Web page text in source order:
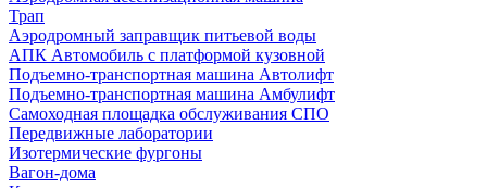
Трап
Аэродромный заправщик питьевой воды
АПК Автомобиль с платформой кузовной
Подъемно-транспортная машина Автолифт
Подъемно-транспортная машина Амбулифт
Самоходная площадка обслуживания СПО
Передвижные лаборатории
Изотермические фургоны
Вагон-дома